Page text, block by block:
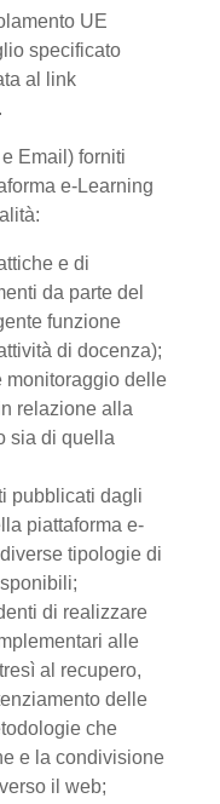
UE
specificato
al link
.
Email) forniti
e-Learning
e di
da parte del
funzione
di docenza);
monitoraggio delle
relazione alla
sia di quella
pubblicati dagli
piattaforma e-
tipologie di
di realizzare
alle
al recupero,
delle
che
e la condivisione
il web;